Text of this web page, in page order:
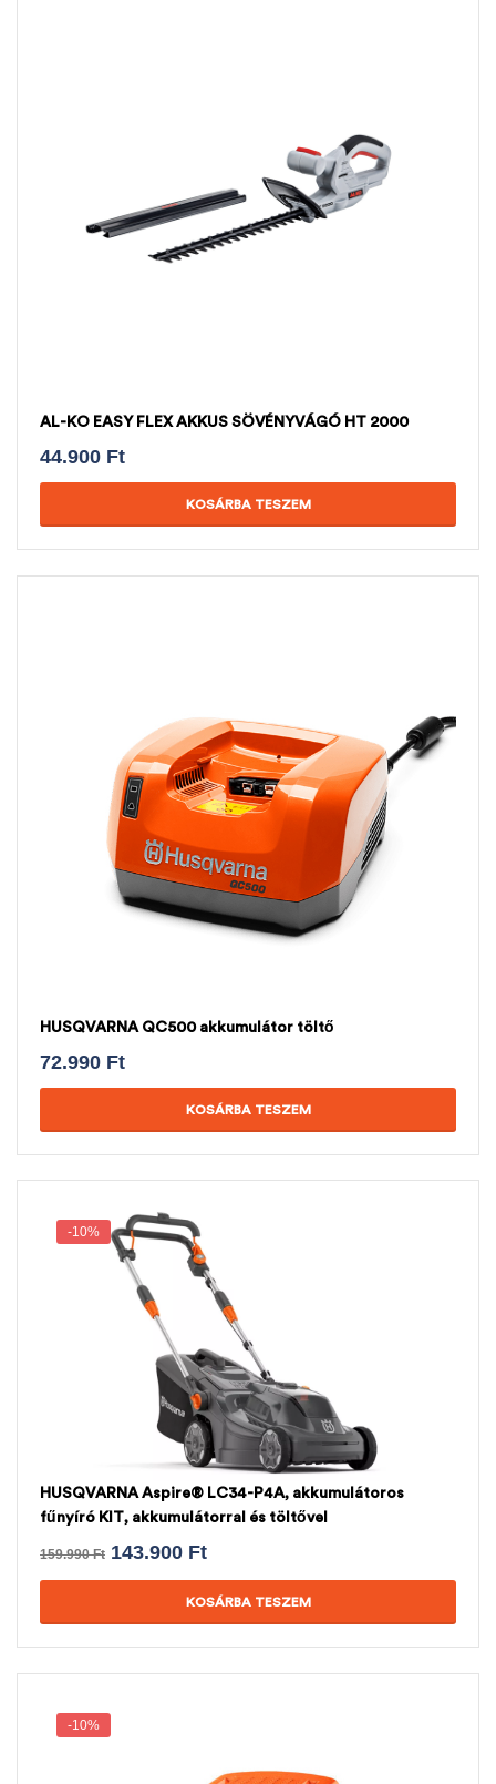
AL-KO EASY FLEX AKKUS SÖVÉNYVÁGÓ HT 2000
44.900 Ft
KOSÁRBA TESZEM
HUSQVARNA QC500 akkumulátor töltő
72.990 Ft
KOSÁRBA TESZEM
-10%
HUSQVARNA Aspire® LC34-P4A, akkumulátoros
fűnyíró KIT, akkumulátorral és töltővel
159.990Ft 143.900 Ft
KOSÁRBA TESZEM
-10%